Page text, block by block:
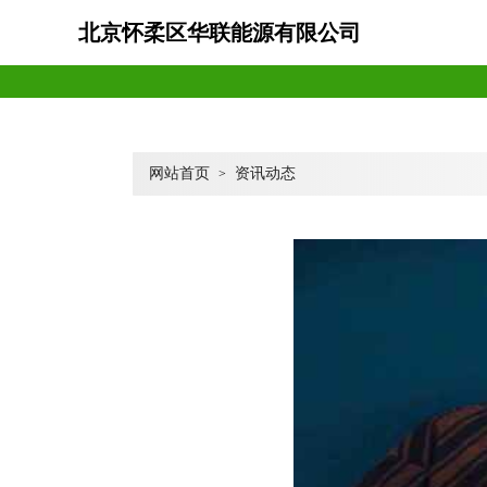
北京怀柔区华联能源有限公司
网站首页 > 资讯动态